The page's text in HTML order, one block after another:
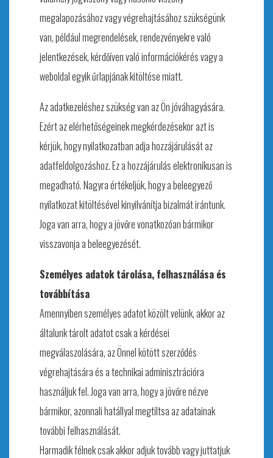
megalapozásához vagy végrehajtásához szükségünk
van, például megrendelések, rendezvényekre való
jelentkezések, kérdőíven való információkérés vagy a
weboldal egyik űrlapjának kitöltése miatt.
Az adatkezeléshez szükség van az Ön jóváhagyására.
Ezért az elérhetőségeinek megkérdezésekor azt is
kérjük, hogy nyilatkozatban adja hozzájárulását az
adatfeldolgozáshoz. Ez a hozzájárulás elektronikusan is
megadható. Nagyra értékeljük, hogy a beleegyező
nyilatkozat kitöltésével kinyilvánítja bizalmát irántunk.
Joga van arra, hogy a jövőre vonatkozóan bármikor
visszavonja a beleegyezését.
Személyes adatok tárolása, felhasználása és
továbbítása
Amennyiben személyes adatot közölt velünk, akkor az
általunk tárolt adatot csak a kérdései
megválaszolására, az Önnel kötött szerződés
végrehajtására és a technikai adminisztrációra
használjuk fel. Joga van arra, hogy a jövőre nézve
bármikor, azonnali hatállyal megtiltsa az adatainak
további felhasználását.
Harmadik félnek csak akkor adjuk tovább vagy juttatjuk